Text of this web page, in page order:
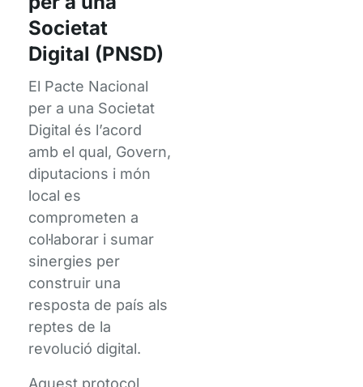
Societat
Digital (PNSD)
El Pacte Nacional
per a una Societat
Digital és l’acord
amb el qual, Govern,
diputacions i món
local es
comprometen a
col·laborar i sumar
sinergies per
construir una
resposta de país als
reptes de la
revolució digital.
Aquest protocol